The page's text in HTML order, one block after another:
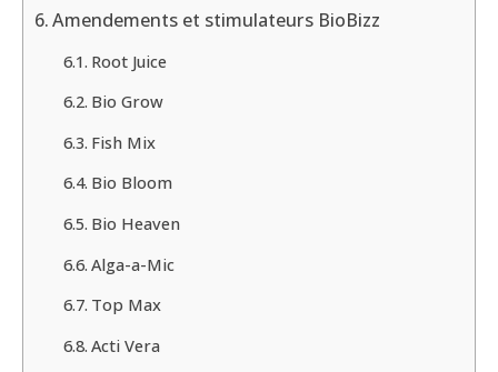
Bio Heaven
Alga-a-Mic
Top Max
Acti Vera
Régulateurs et protecteurs BioBizz
Pre-Mix
Leaf Coat
fonction du substrat ?